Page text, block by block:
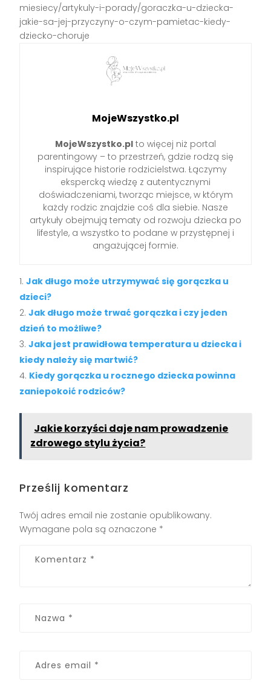
miesiecy/artykuly-i-porady/goraczka-u-dziecka-
jakie-sa-jej-przyczyny-o-czym-pamietac-kiedy-
dziecko-choruje
MojeWszystko.pl
MojeWszystko.pl to więcej niż portal
parentingowy – to przestrzeń, gdzie rodzą się
inspirujące historie rodzicielstwa. Łączymy
ekspercką wiedzę z autentycznymi
doświadczeniami, tworząc miejsce, w którym
każdy rodzic znajdzie coś dla siebie. Nasze
artykuły obejmują tematy od rozwoju dziecka po
lifestyle, a wszystko to podane w przystępnej i
angażującej formie.
Jak długo może utrzymywać się gorączka u
dzieci?
Jak długo może trwać gorączka i czy jeden
dzień to możliwe?
Jaka jest prawidłowa temperatura u dziecka i
kiedy należy się martwić?
Kiedy gorączka u rocznego dziecka powinna
zaniepokoić rodziców?
Jakie korzyści daje nam prowadzenie
zdrowego stylu życia?
Prześlij komentarz
Twój adres email nie zostanie opublikowany.
Wymagane pola są oznaczone *